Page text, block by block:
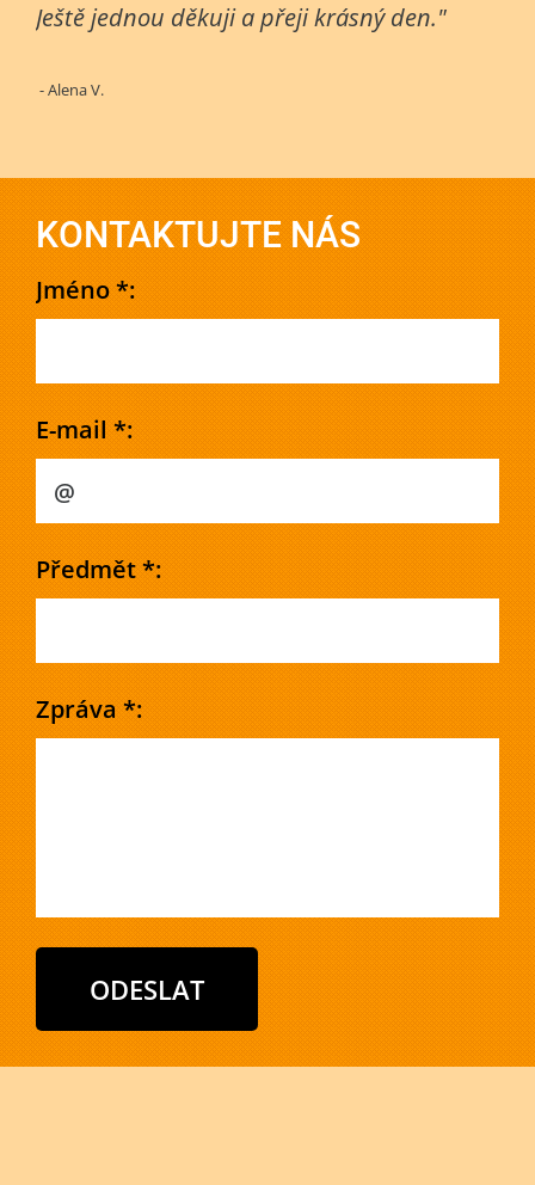
Ještě jednou děkuji a přeji krásný den."
- Alena V.
KONTAKTUJTE NÁS
Jméno *:
E-mail *:
Předmět *:
Zpráva *: